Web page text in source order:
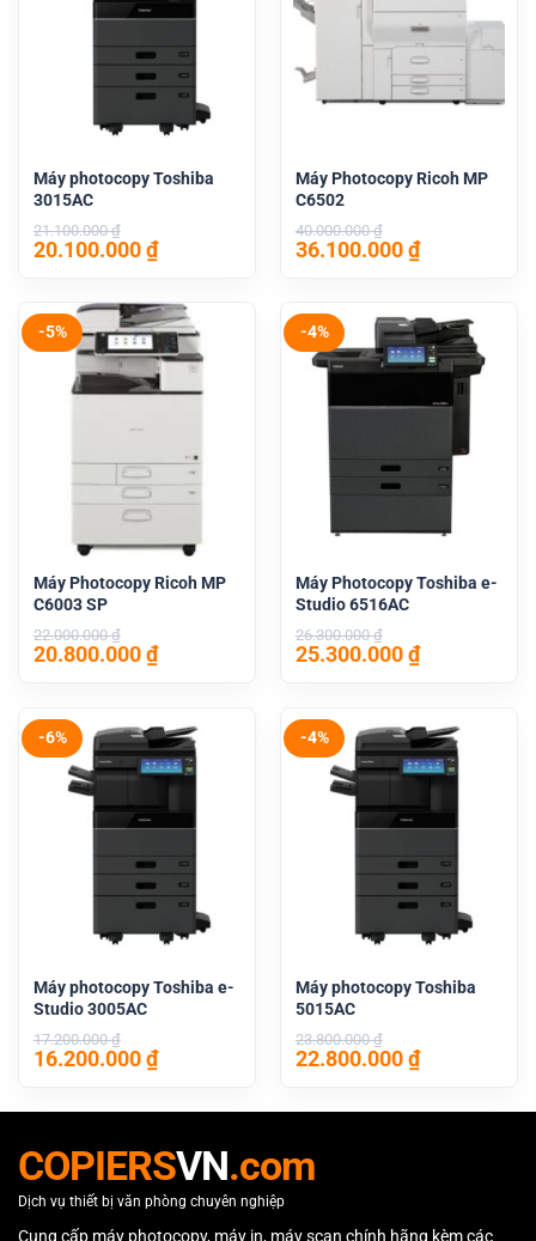
Máy photocopy Toshiba
3015AC
21.100.000₫
Giá
21.100.000 ₫.
20.100.000₫Giá
hiện
là:
20.100.000 ₫.
Máy Photocopy Ricoh MP
C6502
40.000.000₫
Giá
40.000.000 ₫.
36.100.000₫Giá
hiện
là:
36.100.000
-5%
Máy Photocopy Ricoh MP
C6003 SP
22.000.000₫
Giá
22.000.000 ₫.
20.800.000₫Giá
hiện
20.800.000 ₫.
-4%
Máy Photocopy Toshiba e-
Studio 6516AC
26.300.000₫
Giá
26.300.000 ₫.
25.300.000₫Giá
hiện
25.300.000
-6%
Máy photocopy Toshiba e-
Studio 3005AC
17.200.000₫
Giá
16.200.000₫Giá
hiện
-4%
Máy photocopy Toshiba
5015AC
23.800.000₫
Giá
22.800.000₫Giá
hiện
COPIERSVN.com
Dịch vụ thiết bị văn phòng chuyên nghiệp
Cung cấp máy photocopy, máy in, máy scan chính hãng kèm các